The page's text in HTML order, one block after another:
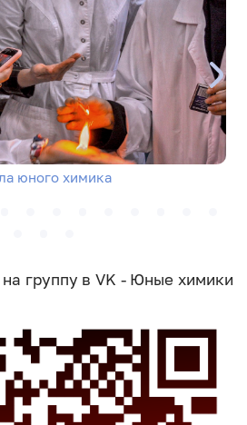
юного химика
на группу в VK - Юные химики